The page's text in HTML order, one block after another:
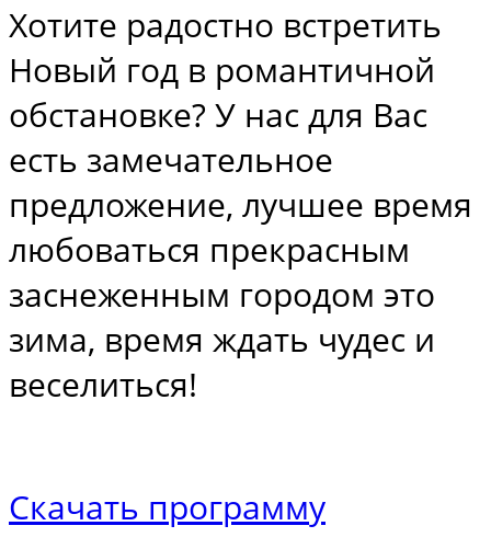
Хотите радостно встретить
Новый год в романтичной
обстановке? У нас для Вас
есть замечательное
предложение, лучшее время
любоваться прекрасным
заснеженным городом это
зима, время ждать чудес и
веселиться!
Скачать программу